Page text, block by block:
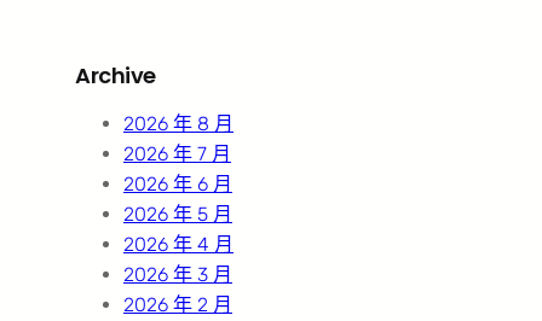
c
Archive
2026 年 8 月
2026 年 7 月
2026 年 6 月
2026 年 5 月
2026 年 4 月
2026 年 3 月
2026 年 2 月